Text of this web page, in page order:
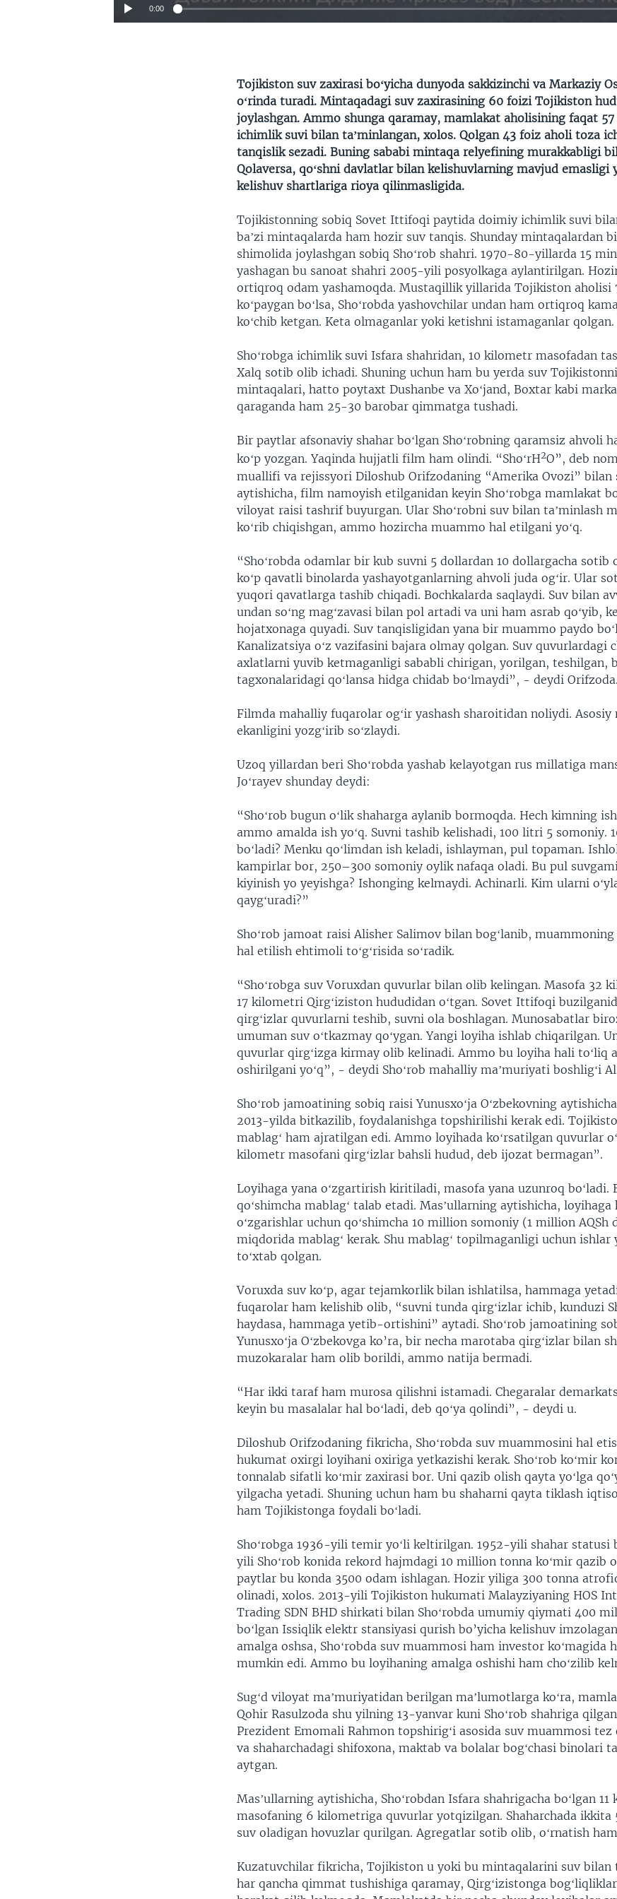
0:00
Tojikiston suv zaxirasi boʻyicha dunyoda sakkizinchi va Markaziy
oʻrinda turadi. Mintaqadagi suv zaxirasining 60 foizi Tojikiston
joylashgan. Ammo shunga qaramay, mamlakat aholisining faqat
ichimlik suvi bilan taʼminlangan, xolos. Qolgan 43 foiz aholi toza
tanqislik sezadi. Buning sababi mintaqa relyefining murakkabligi
Qolaversa, qoʻshni davlatlar bilan kelishuvlarning mavjud emasligi
kelishuv shartlariga rioya qilinmasligida.
Tojikistonning sobiq Sovet Ittifoqi paytida doimiy ichimlik suvi
baʼzi mintaqalarda ham hozir suv tanqis. Shunday mintaqalardan
shimolida joylashgan sobiq Shoʻrob shahri. 1970-80-yillarda 15
yashagan bu sanoat shahri 2005-yili posyolkaga aylantirilgan.
ortiqroq odam yashamoqda. Mustaqillik yillarida Tojikiston aholisi
koʻpaygan boʻlsa, Shoʻrobda yashovchilar undan ham ortiqroq
koʻchib ketgan. Keta olmaganlar yoki ketishni istamaganlar qolgan.
Shoʻrobga ichimlik suvi Isfara shahridan, 10 kilometr masofadan
Xalq sotib olib ichadi. Shuning uchun ham bu yerda suv
mintaqalari, hatto poytaxt Dushanbe va Xoʻjand, Boxtar kabi
qaraganda ham 25-30 barobar qimmatga tushadi.
Bir paytlar afsonaviy shahar boʻlgan Shoʻrobning qaramsiz ahvoli
koʻp yozgan. Yaqinda hujjatli film ham olindi. “ShoʻrH2O”, deb
muallifi va rejissyori Diloshub Orifzodaning “Amerika Ovozi” bilan
aytishicha, film namoyish etilganidan keyin Shoʻrobga mamlakat
viloyat raisi tashrif buyurgan. Ular Shoʻrobni suv bilan taʼminlash
koʻrib chiqishgan, ammo hozircha muammo hal etilgani yoʻq.
“Shoʻrobda odamlar bir kub suvni 5 dollardan 10 dollargacha sotib
koʻp qavatli binolarda yashayotganlarning ahvoli juda ogʻir. Ular
yuqori qavatlarga tashib chiqadi. Bochkalarda saqlaydi. Suv bilan
undan soʻng magʻzavasi bilan pol artadi va uni ham asrab qoʻyib,
hojatxonaga quyadi. Suv tanqisligidan yana bir muammo paydo
Kanalizatsiya oʻz vazifasini bajara olmay qolgan. Suv quvurlardagi
axlatlarni yuvib ketmaganligi sababli chirigan, yorilgan, teshilgan,
tagxonalaridagi qoʻlansa hidga chidab boʻlmaydi”, - deydi Orifzoda.
Filmda mahalliy fuqarolar ogʻir yashash sharoitidan noliydi. Asosiy
ekanligini yozgʻirib soʻzlaydi.
Uzoq yillardan beri Shoʻrobda yashab kelayotgan rus millatiga
Joʻrayev shunday deydi:
“Shoʻrob bugun oʻlik shaharga aylanib bormoqda. Hech kimning
ammo amalda ish yoʻq. Suvni tashib kelishadi, 100 litri 5 somoniy.
boʻladi? Menku qoʻlimdan ish keladi, ishlayman, pul topaman.
kampirlar bor, 250–300 somoniy oylik nafaqa oladi. Bu pul
kiyinish yo yeyishga? Ishonging kelmaydi. Achinarli. Kim ularni
qaygʻuradi?”
Shoʻrob jamoat raisi Alisher Salimov bilan bogʻlanib, muammoning
hal etilish ehtimoli toʻgʻrisida soʻradik.
“Shoʻrobga suv Voruxdan quvurlar bilan olib kelingan. Masofa 32
17 kilometri Qirgʻiziston hududidan oʻtgan. Sovet Ittifoqi
qirgʻizlar quvurlarni teshib, suvni ola boshlagan. Munosabatlar
umuman suv oʻtkazmay qoʻygan. Yangi loyiha ishlab chiqarilgan.
quvurlar qirgʻizga kirmay olib kelinadi. Ammo bu loyiha hali toʻliq
oshirilgani yoʻq”, - deydi Shoʻrob mahalliy maʼmuriyati boshligʻi
Shoʻrob jamoatining sobiq raisi Yunusxoʻja Oʻzbekovning
2013-yilda bitkazilib, foydalanishga topshirilishi kerak edi.
mablagʻ ham ajratilgan edi. Ammo loyihada koʻrsatilgan quvurlar
kilometr masofani qirgʻizlar bahsli hudud, deb ijozat bermagan”.
Loyihaga yana oʻzgartirish kiritiladi, masofa yana uzunroq boʻladi.
qoʻshimcha mablagʻ talab etadi. Masʼullarning aytishicha,
oʻzgarishlar uchun qoʻshimcha 10 million somoniy (1 million AQSh
miqdorida mablagʻ kerak. Shu mablagʻ topilmaganligi uchun ishlar
toʻxtab qolgan.
Voruxda suv koʻp, agar tejamkorlik bilan ishlatilsa, hammaga
fuqarolar ham kelishib olib, “suvni tunda qirgʻizlar ichib, kunduzi
haydasa, hammaga yetib-ortishini” aytadi. Shoʻrob jamoatining
Yunusxoʻja Oʻzbekovga ko’ra, bir necha marotaba qirgʻizlar bilan
muzokaralar ham olib borildi, ammo natija bermadi.
“Har ikki taraf ham murosa qilishni istamadi. Chegaralar
keyin bu masalalar hal boʻladi, deb qoʻya qolindi”, - deydi u.
Diloshub Orifzodaning fikricha, Shoʻrobda suv muammosini hal
hukumat oxirgi loyihani oxiriga yetkazishi kerak. Shoʻrob koʻmir
tonnalab sifatli koʻmir zaxirasi bor. Uni qazib olish qayta yoʻlga
yilgacha yetadi. Shuning uchun ham bu shaharni qayta tiklash
ham Tojikistonga foydali boʻladi.
Shoʻrobga 1936-yili temir yoʻli keltirilgan. 1952-yili shahar statusi
yili Shoʻrob konida rekord hajmdagi 10 million tonna koʻmir qazib
paytlar bu konda 3500 odam ishlagan. Hozir yiliga 300 tonna
olinadi, xolos. 2013-yili Tojikiston hukumati Malayziyaning HOS
Trading SDN BHD shirkati bilan Shoʻrobda umumiy qiymati 400
boʻlgan Issiqlik elektr stansiyasi qurish bo’yicha kelishuv
amalga oshsa, Shoʻrobda suv muammosi ham investor koʻmagida
mumkin edi. Ammo bu loyihaning amalga oshishi ham choʻzilib
Sugʻd viloyat maʼmuriyatidan berilgan maʼlumotlarga koʻra,
Qohir Rasulzoda shu yilning 13-yanvar kuni Shoʻrob shahriga
Prezident Emomali Rahmon topshirigʻi asosida suv muammosi
va shaharchadagi shifoxona, maktab va bolalar bogʻchasi binolari
aytgan.
Masʼullarning aytishicha, Shoʻrobdan Isfara shahrigacha boʻlgan
masofaning 6 kilometriga quvurlar yotqizilgan. Shaharchada ikkita
suv oladigan hovuzlar qurilgan. Agregatlar sotib olib, oʻrnatish
Kuzatuvchilar fikricha, Tojikiston u yoki bu mintaqalarini suv bilan
har qancha qimmat tushishiga qaramay, Qirgʻizistonga